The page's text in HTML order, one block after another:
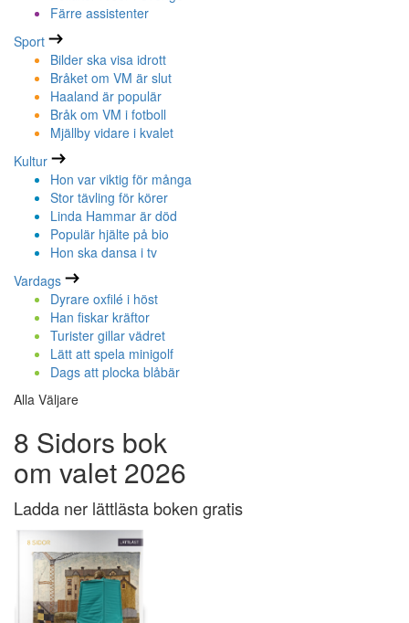
Färre assistenter
Sport
Bilder ska visa idrott
Bråket om VM är slut
Haaland är populär
Bråk om VM i fotboll
Mjällby vidare i kvalet
Kultur
Hon var viktig för många
Stor tävling för körer
Linda Hammar är död
Populär hjälte på bio
Hon ska dansa i tv
Vardags
Dyrare oxfilé i höst
Han fiskar kräftor
Turister gillar vädret
Lätt att spela minigolf
Dags att plocka blåbär
Alla Väljare
8 Sidors bok
om valet 2026
Ladda ner lättlästa boken gratis